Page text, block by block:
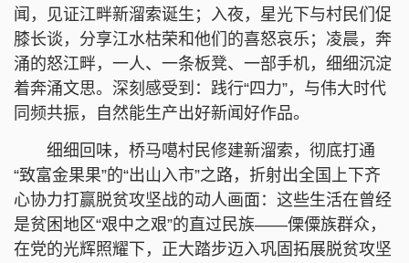
闻，见证江畔新溜索诞生；入夜，星光下与村民们促
膝长谈，分享江水枯荣和他们的喜怒哀乐；凌晨，奔
涌的怒江畔，一人、一条板凳、一部手机，细细沉淀
着奔涌文思。深刻感受到：践行“四力”，与伟大时代
同频共振，自然能生产出好新闻好作品。
细细回味，桥马噶村民修建新溜索，彻底打通
“致富金果果”的“出山入市”之路，折射出全国上下齐
心协力打赢脱贫攻坚战的动人画面：这些生活在曾经
是贫困地区“艰中之艰”的直过民族——傈僳族群众，
在党的光辉照耀下，正大踏步迈入巩固拓展脱贫攻坚